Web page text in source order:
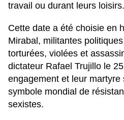
travail ou durant leurs loisirs.
Cette date a été choisie en
Mirabal, militantes
torturées, violées et
dictateur Rafael Trujillo le
engagement et leur martyre
symbole mondial de
sexistes.